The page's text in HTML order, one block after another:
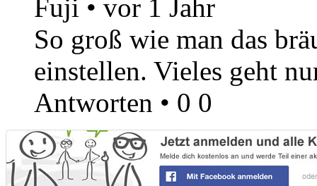
Fuji • vor 1 Jahr
So groß wie man das
einstellen. Vieles geht
Antworten • 0 0